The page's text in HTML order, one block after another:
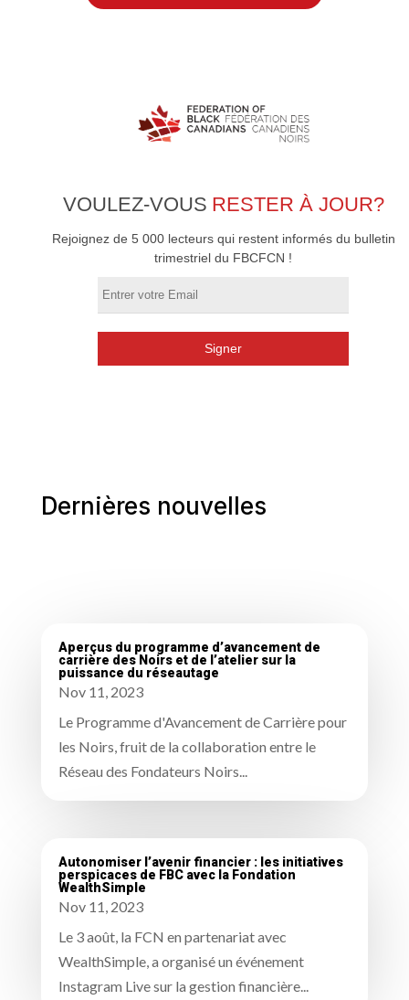
VOULEZ-VOUS RESTER À JOUR?
Rejoignez de 5 000 lecteurs qui restent informés du bulletin
trimestriel du FBCFCN !
Dernières nouvelles
Aperçus du programme d’avancement de
carrière des Noirs et de l’atelier sur la
puissance du réseautage
Nov 11, 2023
Le Programme d'Avancement de Carrière pour
les Noirs, fruit de la collaboration entre le
Réseau des Fondateurs Noirs...
Autonomiser l’avenir financier : les initiatives
perspicaces de FBC avec la Fondation
WealthSimple
Nov 11, 2023
Le 3 août, la FCN en partenariat avec
WealthSimple, a organisé un événement
Instagram Live sur la gestion financière...